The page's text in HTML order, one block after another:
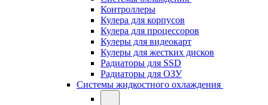
Контроллеры
Кулера для корпусов
Кулера для процессоров
Кулеры для видеокарт
Кулеры для жестких дисков
Радиаторы для SSD
Радиаторы для ОЗУ
Системы жидкостного охлаждения